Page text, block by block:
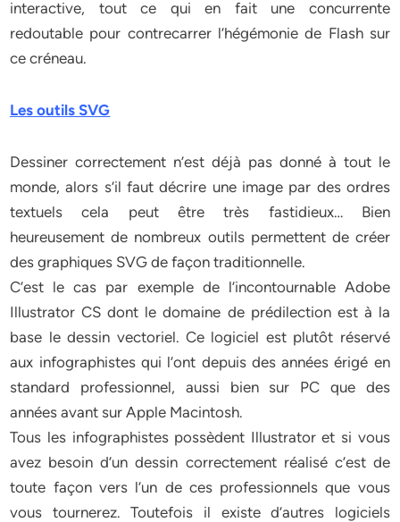
interactive, tout ce qui en fait une concurrente
redoutable pour contrecarrer l’hégémonie de Flash sur
ce créneau.
Les outils SVG
Dessiner correctement n’est déjà pas donné à tout le
monde, alors s’il faut décrire une image par des ordres
textuels cela peut être très fastidieux… Bien
heureusement de nombreux outils permettent de créer
des graphiques SVG de façon traditionnelle.
C’est le cas par exemple de l’incontournable Adobe
Illustrator CS dont le domaine de prédilection est à la
base le dessin vectoriel. Ce logiciel est plutôt réservé
aux infographistes qui l’ont depuis des années érigé en
standard professionnel, aussi bien sur PC que des
années avant sur Apple Macintosh.
Tous les infographistes possèdent Illustrator et si vous
avez besoin d’un dessin correctement réalisé c’est de
toute façon vers l’un de ces professionnels que vous
vous tournerez. Toutefois il existe d’autres logiciels